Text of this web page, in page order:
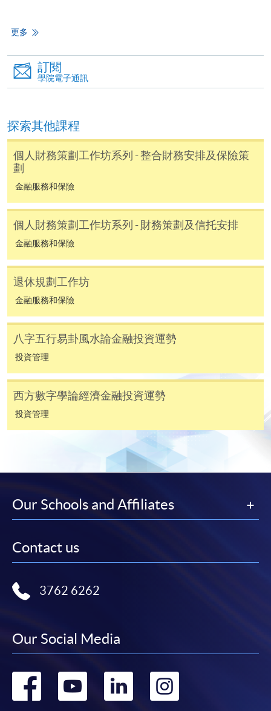
網上報名只支援「提早報讀優惠」。如需享用其他
報讀優惠，請親臨學院的報名中心報名。
功被獲取錄。任何不成功的申請，課程組職員將儘
快與 閣下聯絡。
申請人應注意，不論親身或網上報讀，相同的課
在網上報名過程中，付款成功後，網頁將顯示付款
確認。另外，確認電子郵件亦會發送到 閣下的電
子郵件帳戶。請保留確定回條作日後查詢用途。
除特殊情況(例如課程因報名人數不足而被取消)及
法例規定外，一切已繳費用，概不退還。
如須甄選入學，則正式收據並不可作為 閣下已獲
請者是否獲取錄。落選的申請人將獲退還已繳交的
學費。
免責聲明
本學院為學院開設的其中一些課程提供在線服務的平台。雖然
本學院會力求在有關網頁上刊載的資訊正確和合時，但本學院
卻不能為這些資訊作出任何明確或隱含的保證。本學院尤其不
會保證下列各項：資訊並無侵犯版權，資訊可安全使用、資訊
準確、資訊適合任何目的、資訊不含電腦病毒等。
本學院（包括其僱員及附屬機構）對你在網上付款而由下列原
因所導致的任何損失，一概不負責；上述原因包括：（1）由
款卡、智能卡或其他付款的設施時出現任何信息或資訊傳送的
失誤、延誤、中斷、中止、或限制（2）從付款的網關傳送而
（3）付款的網關在完成網上付款時出現的故障、失靈、或失
以上中文本純作參考之用，如內容與英文版本有任何歧義，一
切以英文版本為準。
更多
訂閱
學院電子通訊
探索其他課程
個人財務策劃工作坊系列 - 整合財務安排及保險策
劃
金融服務和保險
個人財務策劃工作坊系列 - 財務策劃及信托安排
金融服務和保險
退休規劃工作坊
金融服務和保險
八字五行易卦風水論金融投資運勢
投資管理
西方數字學論經濟金融投資運勢
投資管理
Our Schools and Affiliates
Contact us
3762 6262
Our Social Media
Go
Go
Go